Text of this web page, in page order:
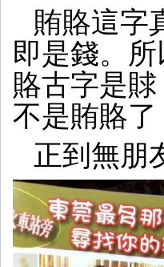
賄賂這字
即是錢。
賂古字是
不是賄賂
正到無朋